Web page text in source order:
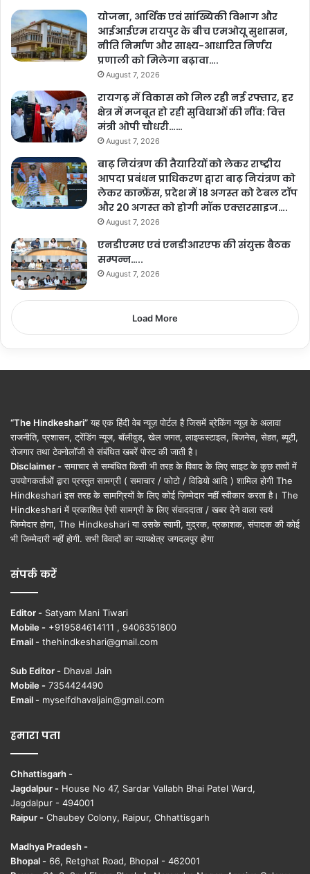
योजना, आर्थिक एवं सांख्यिकी विभाग और
आईआईएम रायपुर के बीच एमओयू सुशासन,
नीति निर्माण और साक्ष्य-आधारित निर्णय
प्रणाली को मिलेगा बढ़ावा….
August 7, 2026
रायगढ़ में विकास को मिल रही नई रफ्तार, हर
क्षेत्र में मजबूत हो रही सुविधाओं की नींव: वित्त
मंत्री ओपी चौधरी……
August 7, 2026
बाढ़ नियंत्रण की तैयारियों को लेकर राष्ट्रीय
आपदा प्रबंधन प्राधिकरण द्वारा बाढ़ नियंत्रण को
लेकर कान्फ्रेंस, प्रदेश में 18 अगस्त को टेबल टॉप
और 20 अगस्त को होगी मॉक एक्सरसाइज….
August 7, 2026
एनडीएमए एवं एनडीआरएफ की संयुक्त बैठक
सम्पन्न…..
August 7, 2026
Load More
“The Hindkeshari”यह एक हिंदी वेब न्यूज़ पोर्टल है जिसमें ब्रेकिंग न्यूज़ के अलावा
राजनीति, प्रशासन, ट्रेंडिंग न्यूज, बॉलीवुड, खेल जगत, लाइफस्टाइल, बिजनेस, सेहत, ब्यूटी,
रोजगार तथा टेक्नोलॉजी से संबंधित खबरें पोस्ट की जाती है।
Disclaimer - समाचार से सम्बंधित किसी भी तरह के विवाद के लिए साइट के कुछ तत्वों में
उपयोगकर्ताओं द्वारा प्रस्तुत सामग्री ( समाचार / फोटो / विडियो आदि ) शामिल होगी The
Hindkeshari इस तरह के सामग्रियों के लिए कोई ज़िम्मेदार नहीं स्वीकार करता है। The
Hindkeshari में प्रकाशित ऐसी सामग्री के लिए संवाददाता / खबर देने वाला स्वयं
जिम्मेदार होगा, The Hindkeshari या उसके स्वामी, मुद्रक, प्रकाशक, संपादक की कोई
भी जिम्मेदारी नहीं होगी. सभी विवादों का न्यायक्षेत्र जगदलपुर होगा
संपर्क करें
Editor - Satyam Mani Tiwari
Mobile - +919584614111 , 9406351800
Email - thehindkeshari@gmail.com
Sub Editor - Dhaval Jain
Mobile - 7354424490
Email - myselfdhavaljain@gmail.com
हमारा पता
Chhattisgarh -
Jagdalpur - House No 47, Sardar Vallabh Bhai Patel Ward,
Jagdalpur - 494001
Raipur - Chaubey Colony, Raipur, Chhattisgarh
Madhya Pradesh -
Bhopal - 66, Retghat Road, Bhopal - 462001